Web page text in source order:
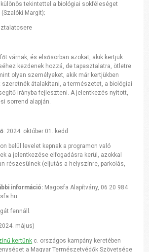
tekintettel a biológiai sokféleséget
Margit);
várnak, és elsősorban azokat, akik kertjük
kezdenek hozzá, de tapasztalatra, ötletre
olyan személyeket, akik már kertjükben
szeretnék átalakítani, a természetet, a biológiai
irányba fejleszteni. A jelentkezés nyitott,
sorrend alapján.
: 2024. október 01. kedd
belül levelet kepnak a programon való
a jelentkezése elfogadásra kerül, azokkal
részesülnek (eljutás a helyszínre, parkolás,
információ: Magosfa Alapítvány, 06 20 984
fennáll.
május)
kertünk c. országos kampány keretében
a Magyar Természetvédők Szövetsége